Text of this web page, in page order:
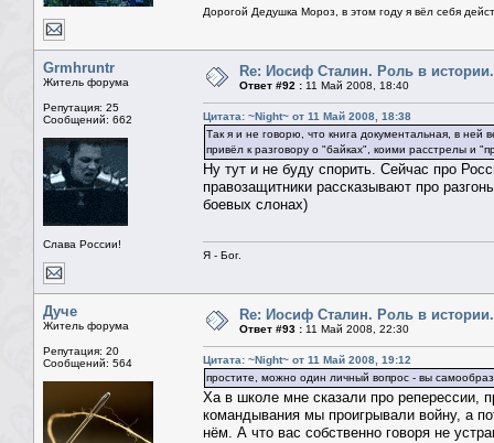
Дорогой Дедушка Мороз, в этом году я вёл себя
Grmhruntr
Житель форума
Репутация: 25
Сообщений: 662
Слава России!
Re: Иосиф Сталин. Роль в истории.
Ответ #92 : 11 Май 2008, 18:40
Цитата: ~Night~ от 11 Май 2008, 18:38
Так я и не говорю, что книга документальная, в ней
привёл к разговору о "байках", коими расстрелы и
Ну тут и не буду спорить. Сейчас про
правозащитники рассказывают про
боевых слонах)
Я - Бог.
Дуче
Житель форума
Репутация: 20
Сообщений: 564
Re: Иосиф Сталин. Роль в истории.
Ответ #93 : 11 Май 2008, 22:30
Цитата: ~Night~ от 11 Май 2008, 19:12
простите, можно один личный вопрос - вы
Ха в школе мне сказали про реперессии,
командывания мы проигрывали войну, а
нём. А что вас собственно говоря не